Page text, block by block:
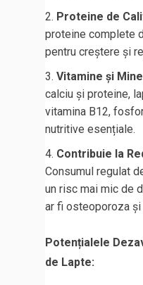
Proteine de
proteine complete
pentru creștere și
Vitamine și
calciu și proteine,
vitamina B12,
nutritive esențiale.
Contribuie la
Consumul regulat
un risc mai mic de
ar fi osteoporoza
Potențialele
de Lapte: